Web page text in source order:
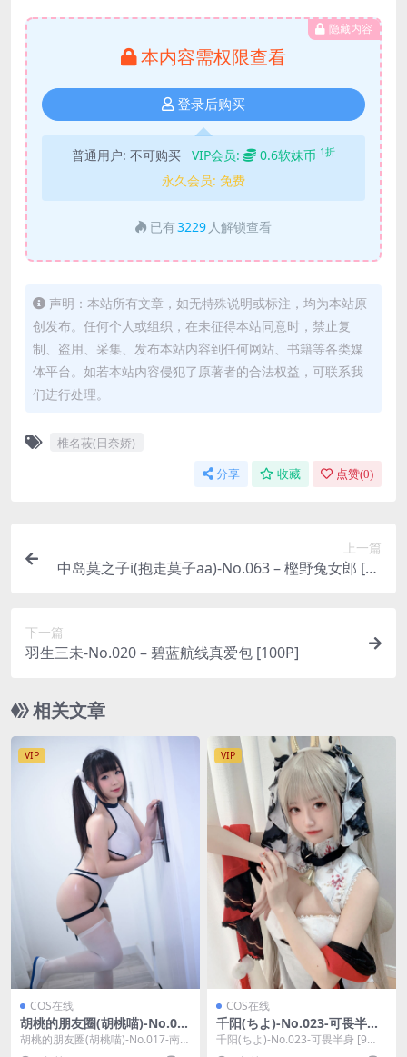
隐藏内容
本内容需权限查看
登录后购买
普通用户: 不可购买 VIP会员: 0.6软妹币 1折
永久会员: 免费
已有3229 人解锁查看
声明：本站所有文章，如无特殊说明或标注，均为本站原
创发布。任何个人或组织，在未征得本站同意时，禁止复
制、盗用、采集、发布本站内容到任何网站、书籍等各类媒
体平台。如若本站内容侵犯了原著者的合法权益，可联系我
们进行处理。
椎名莜(日奈娇)
分享 收藏 点赞(0)
上一篇
中岛莫之子i(抱走莫子aa)-No.063 – 樫野兔女郎 [27
下一篇
羽生三未-No.020 – 碧蓝航线真爱包 [100P]
相关文章
VIP
COS在线
胡桃的朋友圈(胡桃喵)-No.01
7-南半球竞泳 [136P 7V]
胡桃的朋友圈(胡桃喵)-No.017-南半
球竞泳 [136P 7V]，胡桃的朋友...
VIP
COS在线
千阳(ちよ)-No.023-可畏半身
[9P]
千阳(ちよ)-No.023-可畏半身 [9
P]，千阳(ちよ)在线作品导航：千阳